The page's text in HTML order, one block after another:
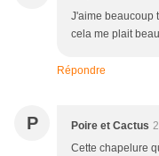
J'aime beaucoup
cela me plait
Répondre
P Poire et Cactus
Cette chapelure